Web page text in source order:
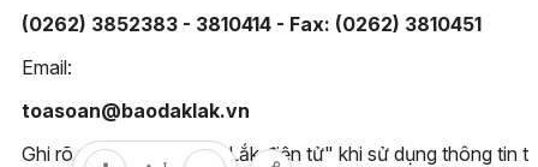
(0262) 3852383 - 3810414 - Fax: (0262) 3810451
Email:
toasoan@baodaklak.vn
Ghi rõ nguồn "Báo Đắk Lắk điện tử" khi sử dụng thông tin